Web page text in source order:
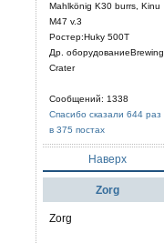
Mahlkönig K30 burrs, Kinu
M47 v.3
Ростер:Huky 500T
Др. оборудованиеBrewing
Crater
Сообщений: 1338
Спасибо сказали 644 раз
в 375 постах
Наверх
Zorg
Zorg